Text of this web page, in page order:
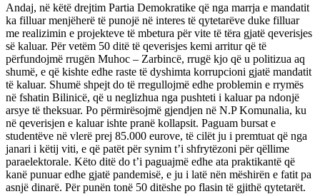
Andaj, në këtë drejtim Partia Demokratike që nga marrja e mandatit
ka filluar menjëherë të punojë në interes të qytetarëve duke filluar
me realizimin e projekteve të mbetura për vite të tëra gjatë qeverisjes
së kaluar. Për vetëm 50 ditë të qeverisjes kemi arritur që të
përfundojmë rrugën Muhoc – Zarbincë, rrugë kjo që u politizua aq
shumë, e që kishte edhe raste të dyshimta korrupcioni gjatë mandatit
të kaluar. Shumë shpejt do të rregullojmë edhe problemin e rrymës
në fshatin Bilinicë, që u neglizhua nga pushteti i kaluar pa ndonjë
arsye të theksuar. Po përmirësojmë gjendjen në N.P Komunalia, ku
në qeverisjen e kaluar ishte pranë kollapsit. Paguam bursat e
studentëve në vlerë prej 85.000 eurove, të cilët ju i premtuat që nga
janari i këtij viti, e që patët për synim t’i shfrytëzoni për qëllime
paraelektorale. Këto ditë do t’i paguajmë edhe ata praktikantë që
kanë punuar edhe gjatë pandemisë, e ju i latë nën mëshirën e fatit pa
asnjë dinarë. Për punën tonë 50 ditëshe po flasin të gjithë qytetarët.